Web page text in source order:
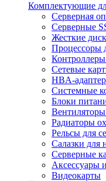
Комплектующие
Серверная
Серверные
Жесткие
Процессоры
Сетевые
HBA-
Системные
Блоки
Радиаторы
Рельсы для
Салазки для
Серверные
Аксессуары
Видеокарты